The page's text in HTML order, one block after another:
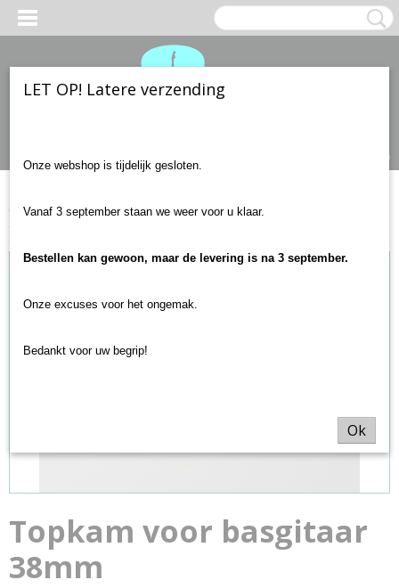
(0)
Home>Gitaar onderdelen> Basgitaar>Topkam voor basgitaar
38mm
Topkam voor basgitaar
38mm
LET OP! Latere verzending
Onze webshop is tijdelijk gesloten.
Vanaf 3 september staan we weer voor u klaar.
Bestellen kan gewoon, maar de levering is na 3 september.
Onze excuses voor het ongemak.
Bedankt voor uw begrip!
Ok